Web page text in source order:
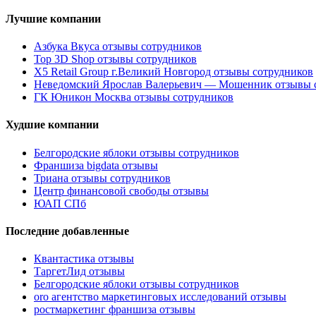
Лучшие компании
Азбука Вкуса отзывы сотрудников
Top 3D Shop отзывы сотрудников
X5 Retail Group г.Великий Новгород отзывы сотрудников
Неведомский Ярослав Валерьевич — Мошенник отзывы
ГК Юникон Москва отзывы сотрудников
Худшие компании
Белгородские яблоки отзывы сотрудников
Франшиза bigdata отзывы
Триана отзывы сотрудников
Центр финансовой свободы отзывы
ЮАП СПб
Последние добавленные
Квантастика отзывы
ТаргетЛид отзывы
Белгородские яблоки отзывы сотрудников
oro агентство маркетинговых исследований отзывы
ростмаркетинг франшиза отзывы